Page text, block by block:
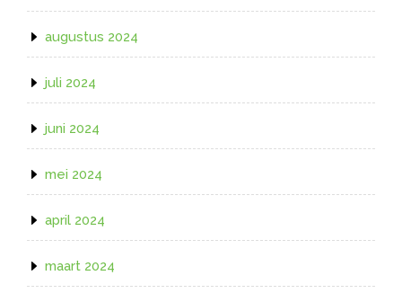
augustus 2024
juli 2024
juni 2024
mei 2024
april 2024
maart 2024